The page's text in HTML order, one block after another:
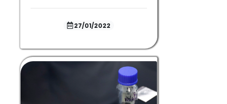
27/01/2022